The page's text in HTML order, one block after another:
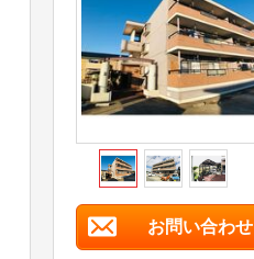
お問い合わせ